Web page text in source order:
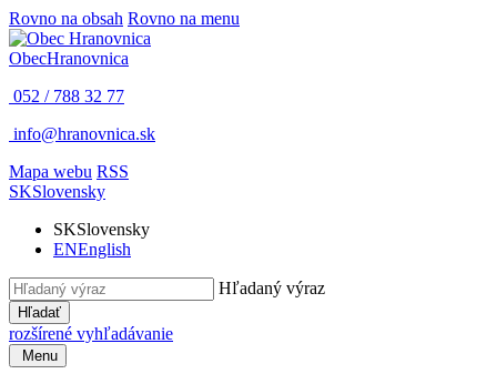
Rovno na obsah Rovno na menu
ObecHranovnica
052 / 788 32 77
info@hranovnica.sk
Mapa webu RSS
SKSlovensky
SKSlovensky
ENEnglish
Hľadaný výraz
Hľadať
rozšírené vyhľadávanie
Menu